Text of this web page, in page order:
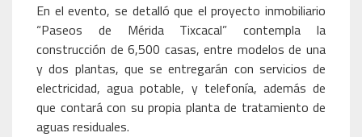
En el evento, se detalló que el proyecto inmobiliario
“Paseos de Mérida Tixcacal” contempla la
construcción de 6,500 casas, entre modelos de una
y dos plantas, que se entregarán con servicios de
electricidad, agua potable, y telefonía, además de
que contará con su propia planta de tratamiento de
aguas residuales.